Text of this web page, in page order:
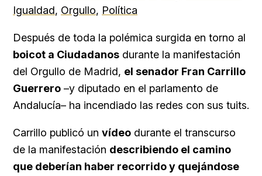
Igualdad, Orgullo, Política
Después de toda la polémica surgida en torno al
boicot a Ciudadanos durante la manifestación
del Orgullo de Madrid, el senador Fran Carrillo
Guerrero –y diputado en el parlamento de
Andalucía– ha incendiado las redes con sus tuits.
Carrillo publicó un vídeo durante el transcurso
de la manifestación describiendo el camino
que deberían haber recorrido y quejándose